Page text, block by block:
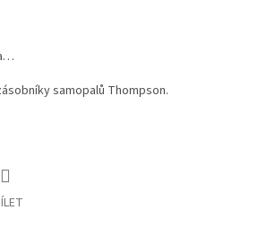
samopalů Thompson.